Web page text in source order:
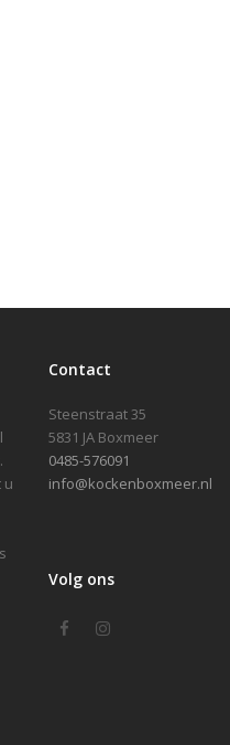
u
Contact
Steenstraat 35
5831 JA Boxmeer
0485-576091
info@kockenboxmeer.nl
Volg ons
FacebookInstagram